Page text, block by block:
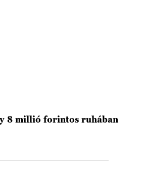
8 millió forintos ruhában